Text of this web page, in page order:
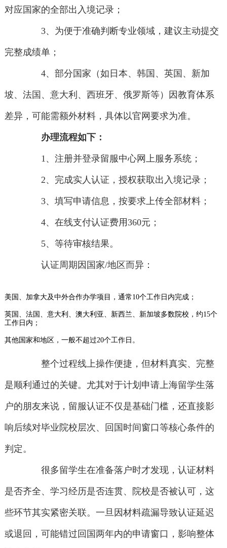
对应国家的全部出入境记录；
3、为便于准确判断专业领域，建议主动提交
完整成绩单；
4、部分国家（如日本、韩国、英国、新加
坡、法国、意大利、西班牙、俄罗斯等）因教育体系
差异，可能需额外材料，具体以官网要求为准。
办理流程如下：
1、注册并登录留服中心网上服务系统；
2、完成实人认证，授权获取出入境记录；
3、填写申请信息，按要求上传全部材料；
4、在线支付认证费用360元；
5、等待审核结果。
认证周期因国家/地区而异：
美国、加拿大及中外合作办学项目，通常10个工作日内完成；
英国、法国、意大利、澳大利亚、新西兰、新加坡多数院校，约15个
工作日内；
其他国家和地区，一般不超过20个工作日。
整个过程线上操作便捷，但材料真实、完整
是顺利通过的关键。尤其对于计划申请上海留学生落
户的朋友来说，留服认证不仅是基础门槛，还直接影
响后续对毕业院校层次、回国时间窗口等核心条件的
判定。
很多留学生在准备落户时才发现，认证材料
是否齐全、学习经历是否连贯、院校是否被认可，这
些环节其实紧密关联。一旦因材料疏漏导致认证延迟
或退回，可能错过回国两年内的申请窗口，影响整体